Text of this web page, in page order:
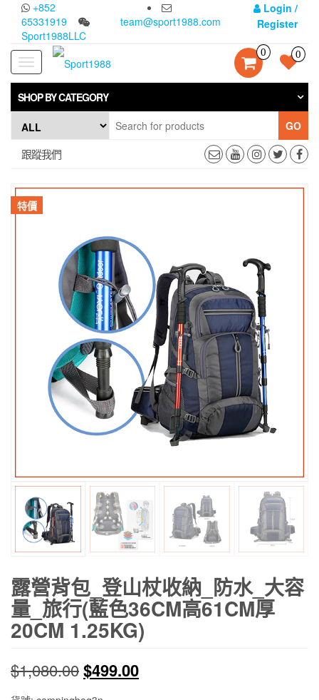
content
+852
65331919
Sport1988LLC
team@sport1988.com
Login /
Register
Toggle
navigation
0 0
SHOP BY CATEGORY
GO
跟蹤我們
特價
露營背包_登山杖收納_防水_大容
量_旅行(藍色36CM高61CM厚
20CM 1.25KG)
$1,080.00原
$499.00目